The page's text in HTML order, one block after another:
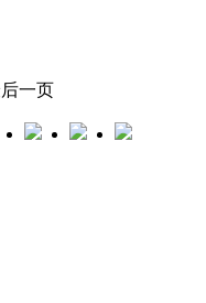
一页